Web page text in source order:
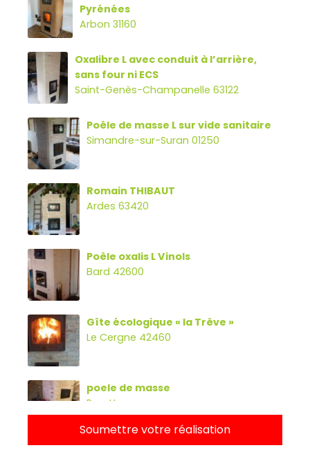
Pyrénées
Arbon 31160
Oxalibre L avec conduit à l’arrière,
sans four ni ECS
Saint-Genès-Champanelle 63122
Poêle de masse L sur vide sanitaire
Simandre-sur-Suran 01250
Romain THIBAUT
Ardes 63420
Poêle oxalis L Vinols
Bard 42600
Gîte écologique « la Trêve »
Le Cergne 42460
poele de masse
Parette
Soumettre votre réalisation